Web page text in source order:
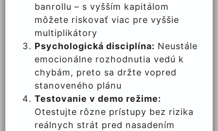
banrollu – s vyšším kapitálom
môžete riskovať viac pre vyššie
multiplikátory
Psychologická disciplína: Neustále
emocionálne rozhodnutia vedú k
chybám, preto sa držte vopred
stanoveného plánu
Testovanie v demo režime:
Otestujte rôzne prístupy bez rizika
reálnych strát pred nasadením